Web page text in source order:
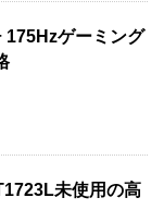
ゲーミング
未使用の高